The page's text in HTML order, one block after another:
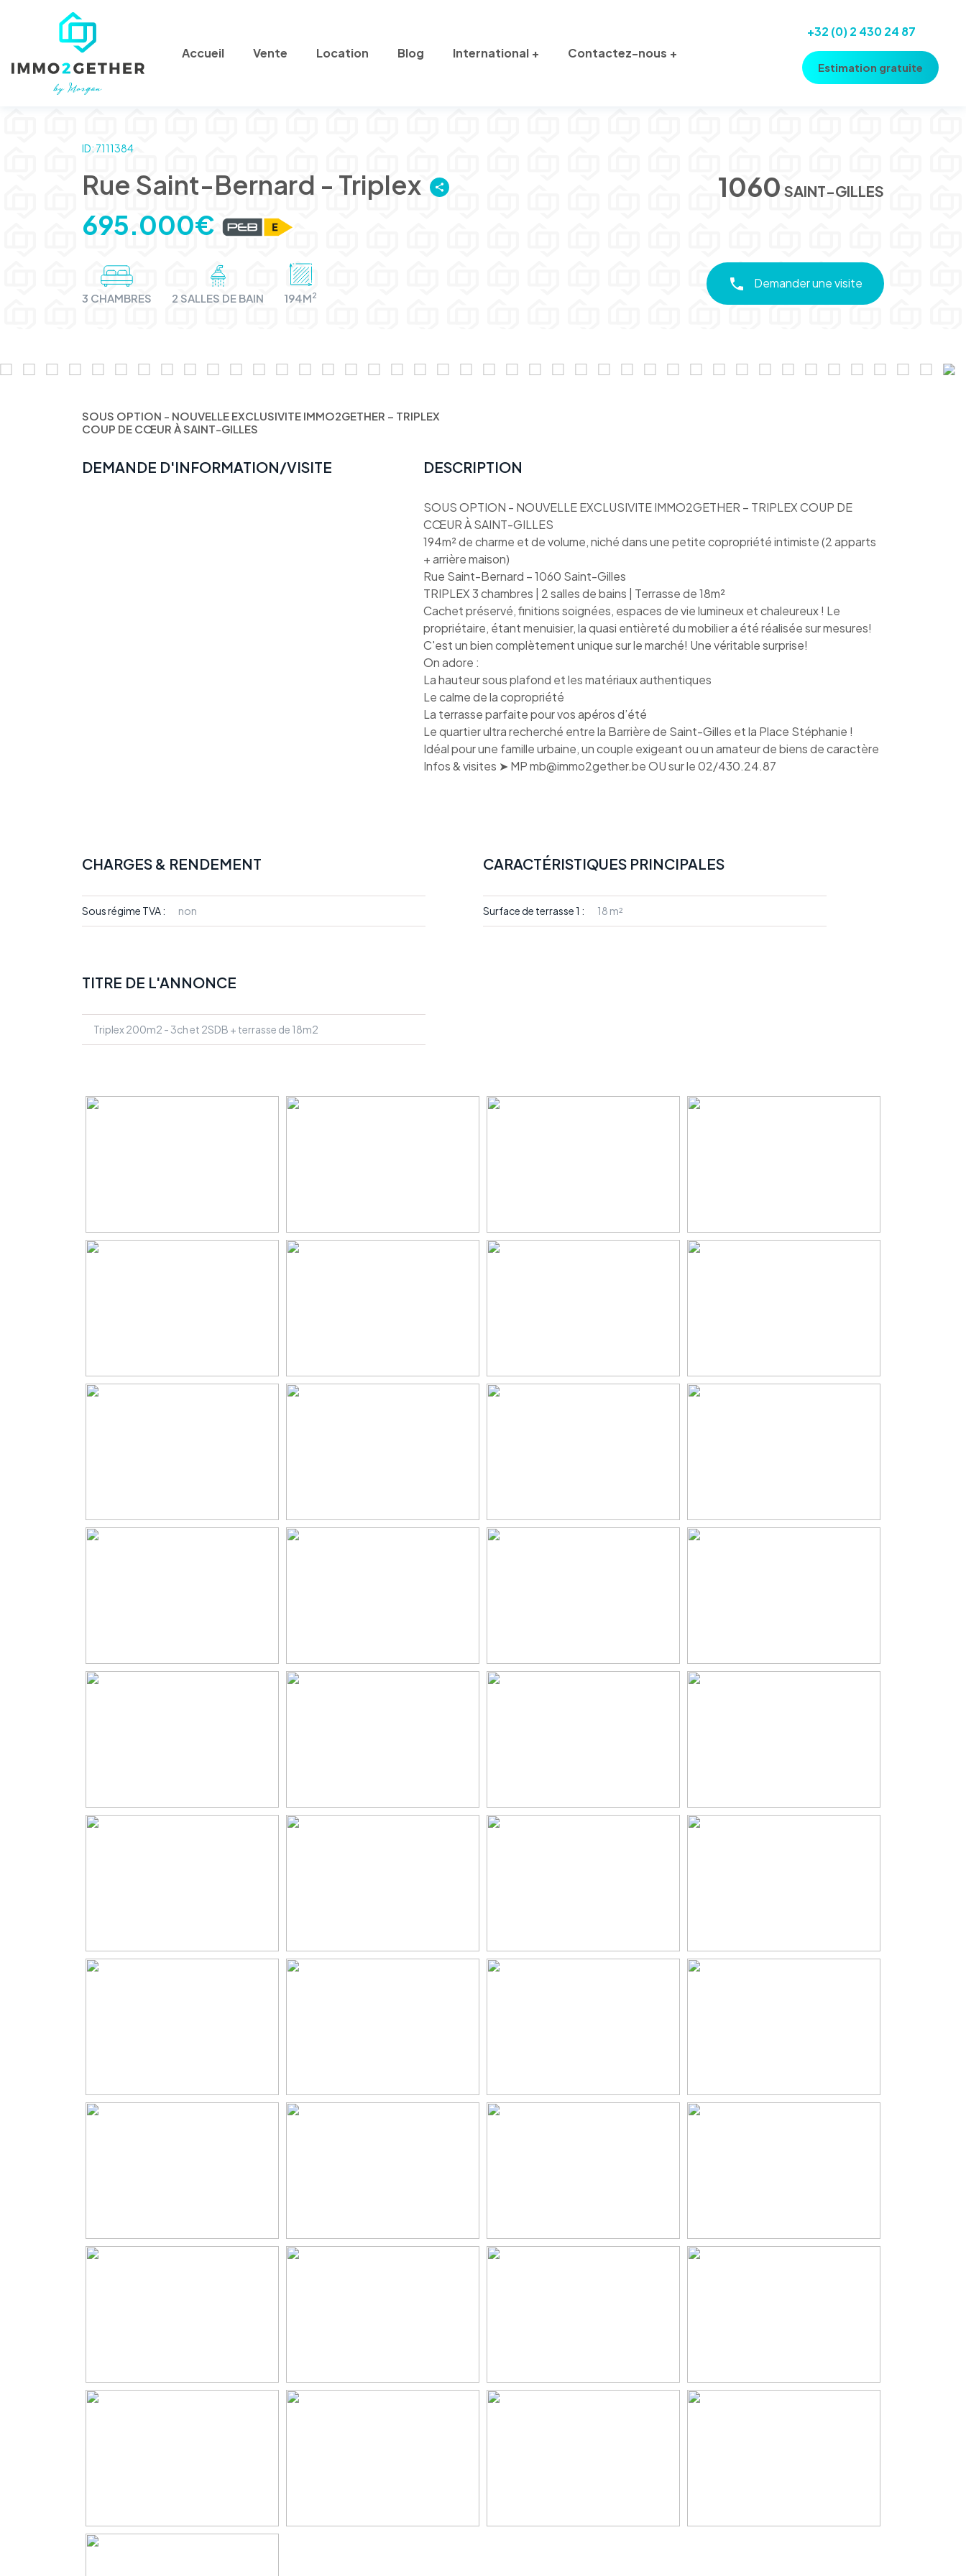
Accueil Vente Location Blog International Contactez-nous
+32 (0) 2 430 24 87
Estimation gratuite
ID: 7111384
Rue Saint-Bernard - Triplex 1060 SAINT-GILLES
695.000€
3 CHAMBRES 2 SALLES DE BAIN 194M2
Demander une visite
SOUS OPTION - NOUVELLE EXCLUSIVITE IMMO2GETHER – TRIPLEX
COUP DE CŒUR À SAINT-GILLES
DEMANDE D'INFORMATION/VISITE DESCRIPTION
SOUS OPTION - NOUVELLE EXCLUSIVITE IMMO2GETHER – TRIPLEX COUP DE
CŒUR À SAINT-GILLES
194m² de charme et de volume, niché dans une petite copropriété intimiste (2 apparts
+ arrière maison)
Rue Saint-Bernard – 1060 Saint-Gilles
TRIPLEX 3 chambres | 2 salles de bains | Terrasse de 18m²
Cachet préservé, finitions soignées, espaces de vie lumineux et chaleureux ! Le
propriétaire, étant menuisier, la quasi entièreté du mobilier a été réalisée sur mesures!
C'est un bien complètement unique sur le marché! Une véritable surprise!
On adore :
La hauteur sous plafond et les matériaux authentiques
Le calme de la copropriété
La terrasse parfaite pour vos apéros d’été
Le quartier ultra recherché entre la Barrière de Saint-Gilles et la Place Stéphanie !
Idéal pour une famille urbaine, un couple exigeant ou un amateur de biens de caractère
Infos & visites ➤ MP mb@immo2gether.be OU sur le 02/430.24.87
CHARGES & RENDEMENT
Sous régime TVA : non
CARACTÉRISTIQUES PRINCIPALES
Surface de terrasse 1 : 18 m²
TITRE DE L'ANNONCE
Triplex 200m2 - 3ch et 2SDB + terrasse de 18m2